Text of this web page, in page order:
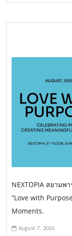
NEXTOPIA สยาม
“Love with
Moments.
August 7, 2026